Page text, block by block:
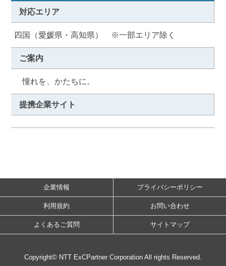
対応エリア
四国（愛媛県・高知県） ※一部エリア除く
ご案内
憧れを、かたちに。
提携企業サイト
企業情報 プライバシーポリシー
利用規約 お問い合わせ
よくあるご質問 サイトマップ
Copyright© NTT ExCPartner Corporation All rights Reserved.